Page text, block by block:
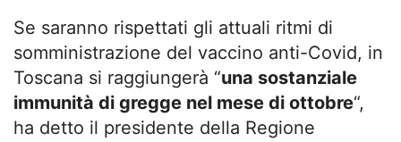
Se saranno rispettati gli attuali ritmi di
somministrazione del vaccino anti-Covid, in
Toscana si raggiungerà “una sostanziale
immunità di gregge nel mese di ottobre“,
ha detto il presidente della Regione